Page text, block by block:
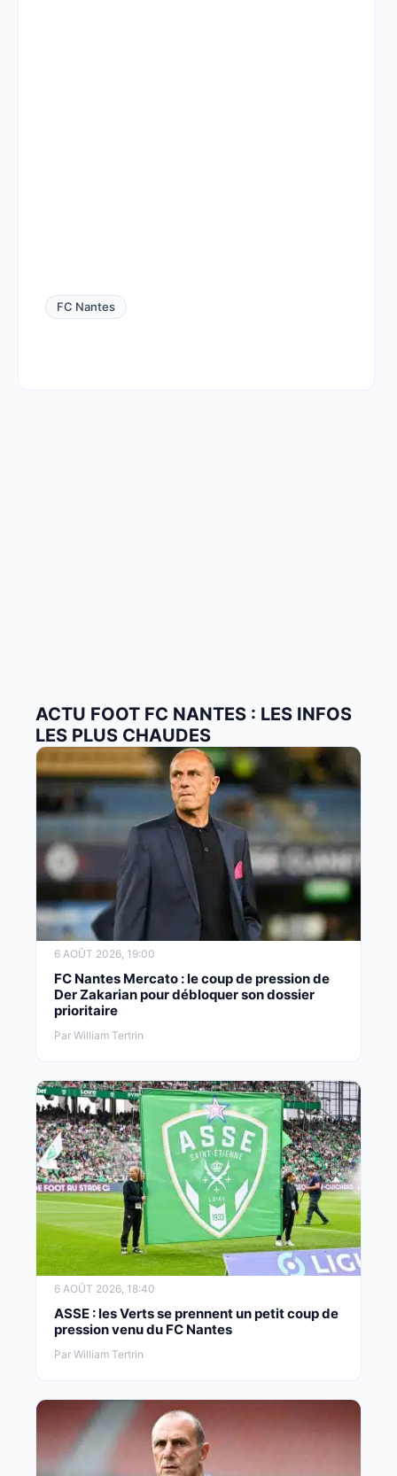
FC Nantes
ACTU FOOT FC NANTES : LES INFOS
LES PLUS CHAUDES
6 AOÛT 2026, 19:00
FC Nantes Mercato : le coup de pression de
Der Zakarian pour débloquer son dossier
prioritaire
Par William Tertrin
6 AOÛT 2026, 18:40
ASSE : les Verts se prennent un petit coup de
pression venu du FC Nantes
Par William Tertrin